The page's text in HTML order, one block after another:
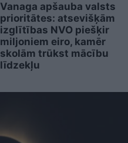
Vanaga apšauba valsts
prioritātes: atsevišķām
izglītības NVO piešķir
miljoniem eiro, kamēr
skolām trūkst mācību
līdzekļu